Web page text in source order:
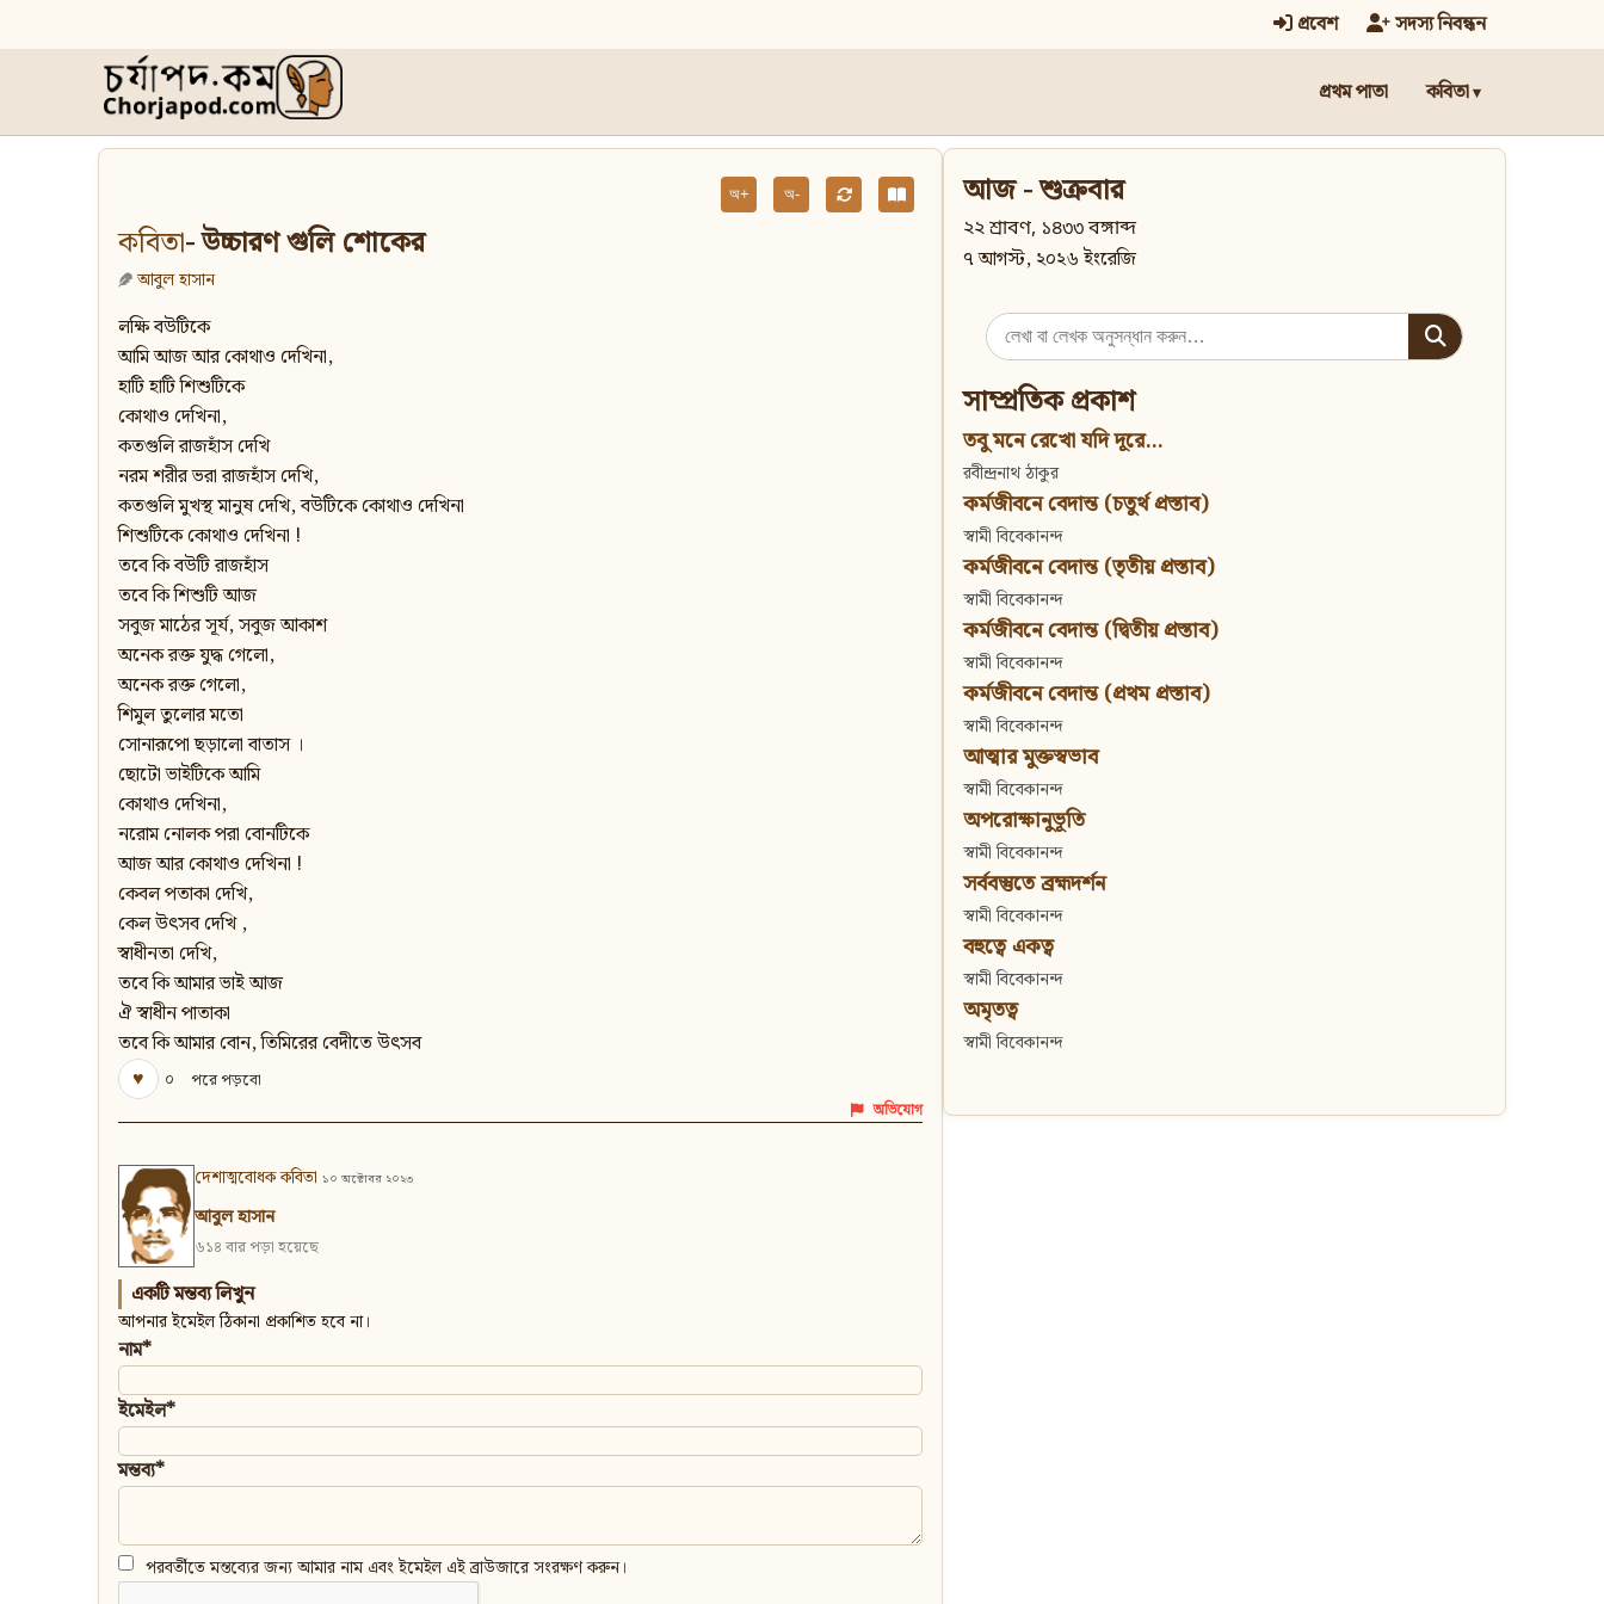
প্রবেশ সদস্য নিবন্ধন
প্রথম পাতা কবিতা
অ+ অ-
কবিতা- উচ্চারণ গুলি শোকের
আবুল হাসান
লক্ষি বউটিকে
আমি আজ আর কোথাও দেখিনা,
হাটি হাটি শিশুটিকে
কোথাও দেখিনা,
কতগুলি রাজহাঁস দেখি
নরম শরীর ভরা রাজহাঁস দেখি,
কতগুলি মুখস্থ মানুষ দেখি, বউটিকে কোথাও দেখিনা
শিশুটিকে কোথাও দেখিনা !
তবে কি বউটি রাজহাঁস
তবে কি শিশুটি আজ
সবুজ মাঠের সূর্য, সবুজ আকাশ
অনেক রক্ত যুদ্ধ গেলো,
অনেক রক্ত গেলো,
শিমুল তুলোর মতো
সোনারূপো ছড়ালো বাতাস ।
ছোটো ভাইটিকে আমি
কোথাও দেখিনা,
নরোম নোলক পরা বোনটিকে
আজ আর কোথাও দেখিনা !
কেবল পতাকা দেখি,
কেল উৎসব দেখি ,
স্বাধীনতা দেখি,
তবে কি আমার ভাই আজ
ঐ স্বাধীন পাতাকা
তবে কি আমার বোন, তিমিরের বেদীতে উৎসব
♥
০ পরে পড়বো
অভিযোগ
দেশাত্মবোধক কবিতা ১০ অক্টোবর ২০২৩
আবুল হাসান
৬১৪ বার পড়া হয়েছে
একটি মন্তব্য লিখুন
আপনার ইমেইল ঠিকানা প্রকাশিত হবে না।
নাম*
ইমেইল*
মন্তব্য*
পরবর্তীতে মন্তব্যের জন্য আমার নাম এবং ইমেইল এই ব্রাউজারে সংরক্ষণ করুন।
আজ - শুক্রবার
২২ শ্রাবণ, ১৪৩৩ বঙ্গাব্দ
৭ আগস্ট, ২০২৬ ইংরেজি
Search
for:
সাম্প্রতিক প্রকাশ
তবু মনে রেখো যদি দূরে...
রবীন্দ্রনাথ ঠাকুর
কর্মজীবনে বেদান্ত (চতুর্থ প্রস্তাব)
স্বামী বিবেকানন্দ
কর্মজীবনে বেদান্ত (তৃতীয় প্রস্তাব)
স্বামী বিবেকানন্দ
কর্মজীবনে বেদান্ত (দ্বিতীয় প্রস্তাব)
স্বামী বিবেকানন্দ
কর্মজীবনে বেদান্ত (প্রথম প্রস্তাব)
স্বামী বিবেকানন্দ
আত্মার মুক্তস্বভাব
স্বামী বিবেকানন্দ
অপরোক্ষানুভূতি
স্বামী বিবেকানন্দ
সর্ববস্তুতে ব্রহ্মদর্শন
স্বামী বিবেকানন্দ
বহুত্বে একত্ব
স্বামী বিবেকানন্দ
অমৃতত্ব
স্বামী বিবেকানন্দ